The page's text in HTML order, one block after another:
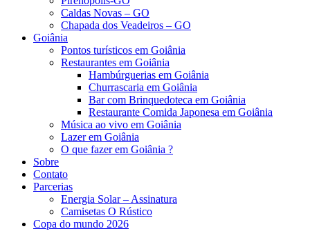
Caldas Novas – GO
Chapada dos Veadeiros – GO
Goiânia
Pontos turísticos em Goiânia
Restaurantes em Goiânia
Hambúrguerias em Goiânia
Churrascaria em Goiânia
Bar com Brinquedoteca em Goiânia
Restaurante Comida Japonesa em Goiânia
Música ao vivo em Goiânia
Lazer em Goiânia
O que fazer em Goiânia ?
Sobre
Contato
Parcerias
Energia Solar – Assinatura
Camisetas O Rústico
Copa do mundo 2026